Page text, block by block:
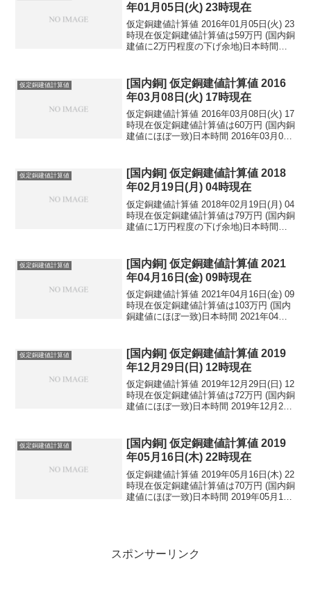
年01月05日(火) 23時現在
仮定銅建値計算値 2016年01月05日(火) 23
時現在仮定銅建値計算値は59万円 (国内銅
建値に2万円程度の下げ余地)日本時間
民元：1...
仮定銅建値計算値
[国内銅] 仮定銅建値計算値 2016
年03月08日(火) 17時現在
仮定銅建値計算値 2016年03月08日(火) 17
時現在仮定銅建値計算値は60万円 (国内銅
建値にほぼ一致)日本時間 2016年03月08
円...
仮定銅建値計算値
[国内銅] 仮定銅建値計算値 2018
年02月19日(月) 04時現在
仮定銅建値計算値 2018年02月19日(月) 04
時現在仮定銅建値計算値は79万円 (国内銅
建値に1万円程度の下げ余地)日本時間
民元：1...
仮定銅建値計算値
[国内銅] 仮定銅建値計算値 2021
年04月16日(金) 09時現在
仮定銅建値計算値 2021年04月16日(金) 09
時現在仮定銅建値計算値は103万円 (国内
銅建値にほぼ一致)日本時間 2021年04月
円...
仮定銅建値計算値
[国内銅] 仮定銅建値計算値 2019
年12月29日(日) 12時現在
仮定銅建値計算値 2019年12月29日(日) 12
時現在仮定銅建値計算値は72万円 (国内銅
建値にほぼ一致)日本時間 2019年12月29
円...
仮定銅建値計算値
[国内銅] 仮定銅建値計算値 2019
年05月16日(木) 22時現在
仮定銅建値計算値 2019年05月16日(木) 22
時現在仮定銅建値計算値は70万円 (国内銅
建値にほぼ一致)日本時間 2019年05月16
スポンサーリンク